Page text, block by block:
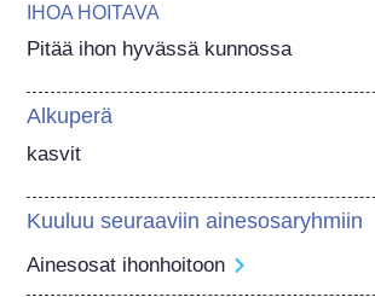
IHOA HOITAVA
Pitää ihon hyvässä kunnossa
Alkuperä
kasvit
Kuuluu seuraaviin ainesosaryhmiin
Ainesosat ihonhoitoon